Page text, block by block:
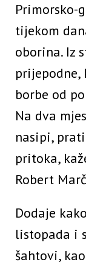
Primorsko-
tijekom
oborina. Iz
borbe od
Na dva
nasipi,
pritoka,
Robert
Dodaje
listopada i
šahtovi,